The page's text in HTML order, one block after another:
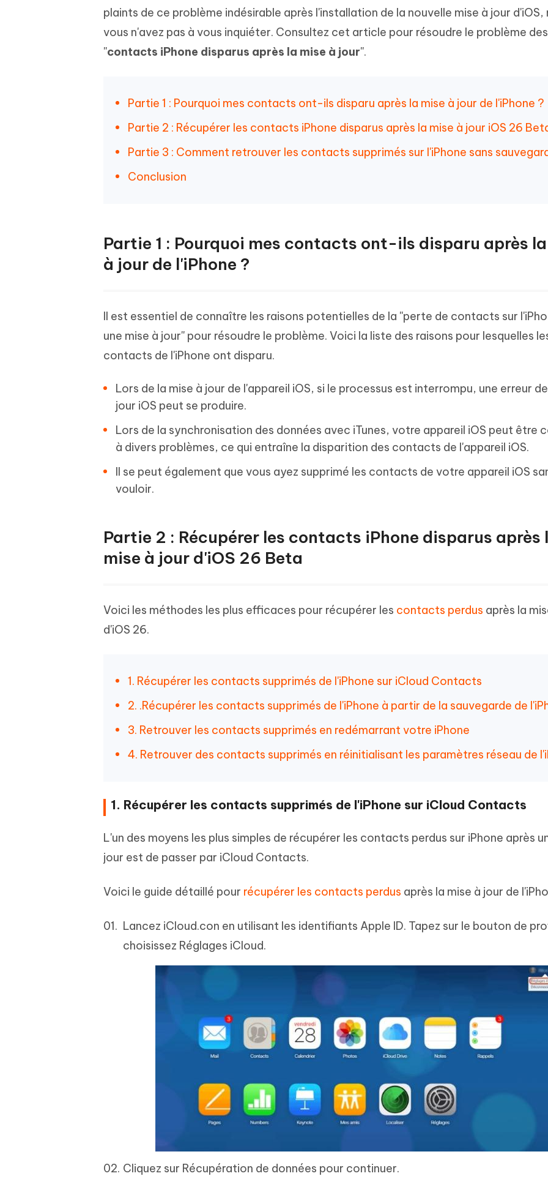
Voir tous les produits
iAnyGo- iOS APP
Changer l'emplacement de l'iPhone sans
iAnyGo - Faux GPS Android APP
New
Changer l'emplacement Android sans PC
UltData for Android APP Cleanup Pro APP
Tenorshare AI PDF
2.0.0
Résumer des documents PDF avec l'IA
Tenorshare AI Diagrimo
en diagramme
Tenorshare AI Writer
Écriver plus intelligemment et plus
plaints de ce problème indésirable après l'installation de la nouvelle mise à jour d'iOS,
vous n'avez pas à vous inquiéter. Consultez cet article pour résoudre le problème des
''contacts iPhone disparus après la mise à jour''.
Partie 1 : Pourquoi mes contacts ont-ils disparu après la mise à jour de l'iPhone ?
Partie 2 : Récupérer les contacts iPhone disparus après la mise à jour iOS 26
Partie 3 : Comment retrouver les contacts supprimés sur l'iPhone sans
Conclusion
Partie 1 : Pourquoi mes contacts ont-ils disparu après
à jour de l'iPhone ?
Il est essentiel de connaître les raisons potentielles de la ''perte de contacts sur
une mise à jour'' pour résoudre le problème. Voici la liste des raisons pour lesquelles
contacts de l'iPhone ont disparu.
Lors de la mise à jour de l'appareil iOS, si le processus est interrompu, une erreur
jour iOS peut se produire.
Lors de la synchronisation des données avec iTunes, votre appareil iOS peut être
à divers problèmes, ce qui entraîne la disparition des contacts de l'appareil iOS.
Il se peut également que vous ayez supprimé les contacts de votre appareil iOS
vouloir.
Partie 2 : Récupérer les contacts iPhone disparus après
mise à jour d'iOS 26 Beta
Voici les méthodes les plus efficaces pour récupérer les contacts perdus après la
d'iOS 26.
1. Récupérer les contacts supprimés de l'iPhone sur iCloud Contacts
2. .Récupérer les contacts supprimés de l'iPhone à partir de la sauvegarde de
3. Retrouver les contacts supprimés en redémarrant votre iPhone
4. Retrouver des contacts supprimés en réinitialisant les paramètres réseau de
1. Récupérer les contacts supprimés de l'iPhone sur iCloud Contacts
L'un des moyens les plus simples de récupérer les contacts perdus sur iPhone après
jour est de passer par iCloud Contacts.
Voici le guide détaillé pour récupérer les contacts perdus après la mise à jour de
Lancez iCloud.con en utilisant les identifiants Apple ID. Tapez sur le bouton de
choisissez Réglages iCloud.
Cliquez sur Récupération de données pour continuer.